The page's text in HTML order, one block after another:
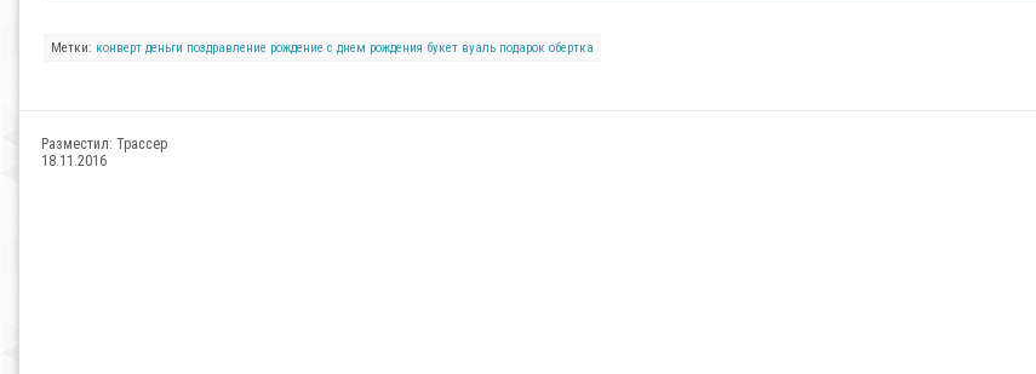
Метки: конверт деньги поздравление рождение с днем рождения букет вуаль подарок обертка
Разместил: Трассер
18.11.2016